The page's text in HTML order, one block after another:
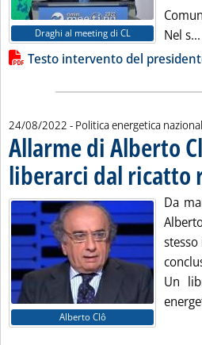
Draghi al meeting di CL
Nel s...
Lista allegati PDF alla
Testo intervento del
24/08/2022 - Politica energetica
Allarme di Alberto
liberarci dal ricatto
Alberto Clô
Da
Un